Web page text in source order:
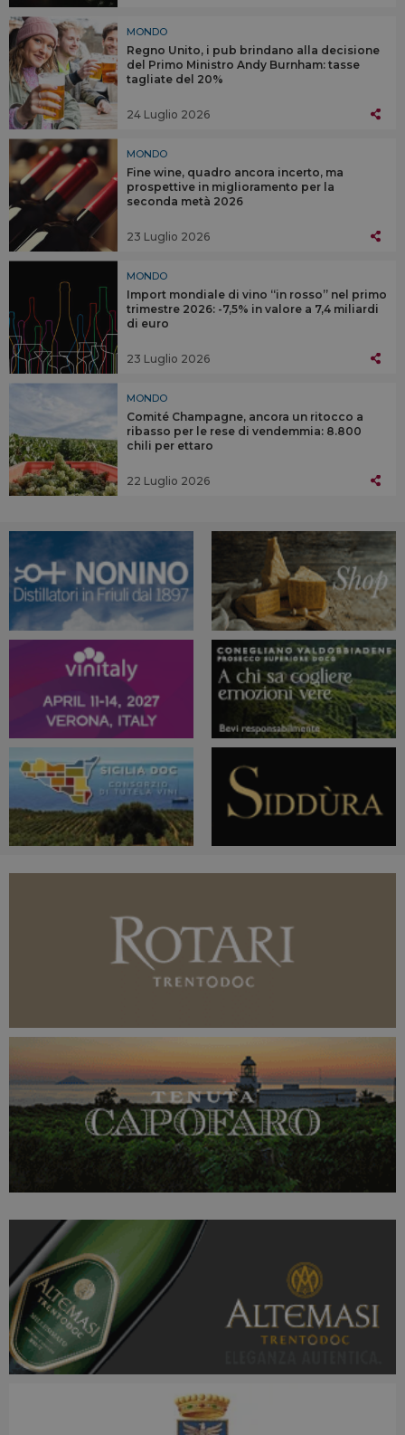
MONDO
Regno Unito, i pub brindano alla decisione
del Primo Ministro Andy Burnham: tasse
tagliate del 20%
24 Luglio 2026
MONDO
Fine wine, quadro ancora incerto, ma
prospettive in miglioramento per la
seconda metà 2026
23 Luglio 2026
MONDO
Import mondiale di vino “in rosso” nel primo
trimestre 2026: -7,5% in valore a 7,4 miliardi
di euro
23 Luglio 2026
MONDO
Comité Champagne, ancora un ritocco a
ribasso per le rese di vendemmia: 8.800
chili per ettaro
22 Luglio 2026